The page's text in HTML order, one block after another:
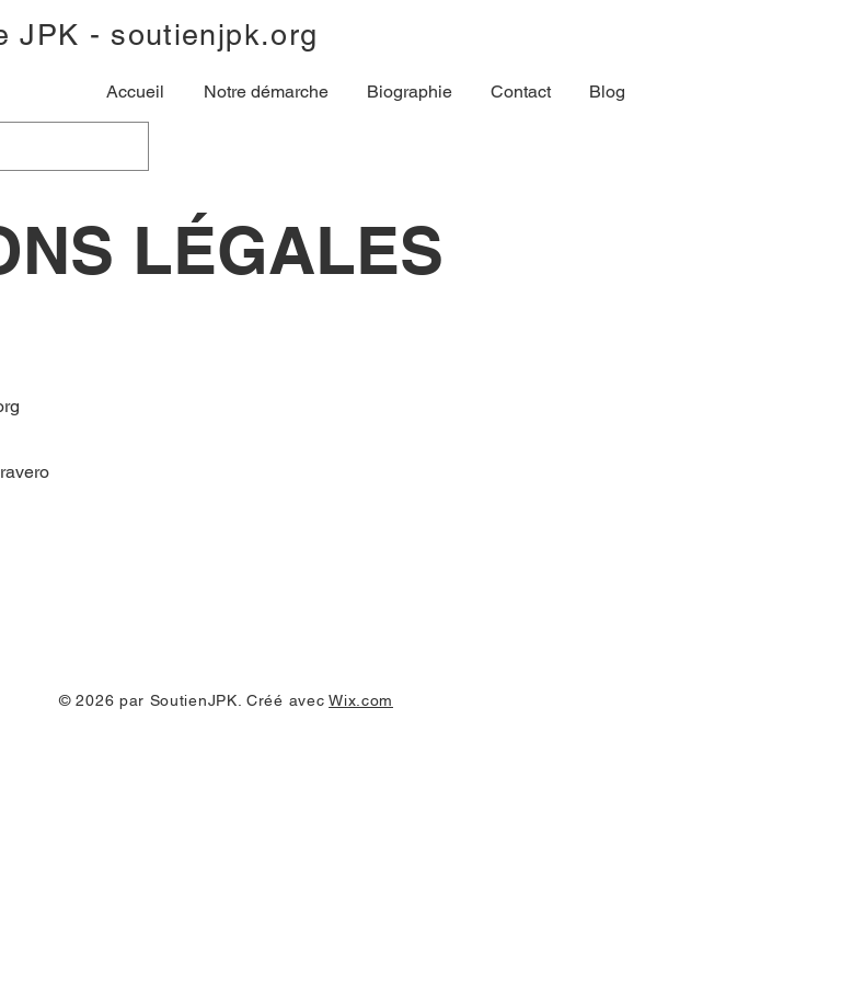
JPK - soutienjpk.org
Accueil Notre démarche Biographie Contact Blog
LÉGALES
© 2026 par SoutienJPK. Créé avecWix.com